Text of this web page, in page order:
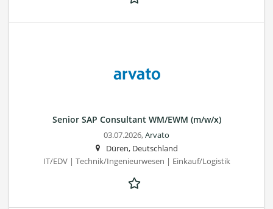
Senior SAP Consultant WM/EWM (m/w/x)
03.07.2026,Arvato
Düren, Deutschland
IT/EDV | Technik/Ingenieurwesen | Einkauf/Logistik